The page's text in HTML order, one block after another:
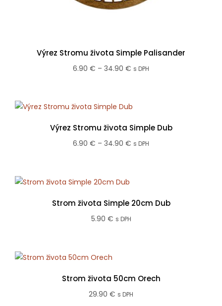
Výrez Stromu života Simple Palisander
6.90 € – 34.90 € Price
through
34.90 €
s DPH
Výrez Stromu života Simple Dub
6.90 € – 34.90 € Price
34.90 €
s DPH
Strom života Simple 20cm Dub
5.90 € s DPH
Strom života 50cm Orech
29.90 € s DPH